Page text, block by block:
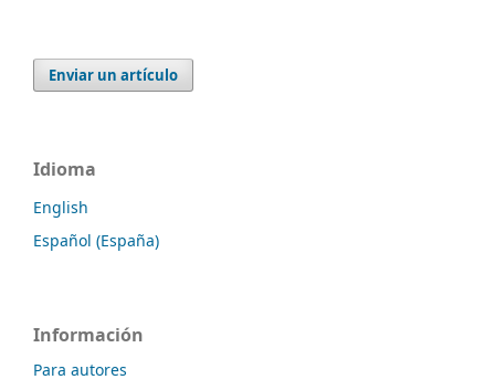
Enviar un artículo
Idioma
English
Español (España)
Información
Para autores